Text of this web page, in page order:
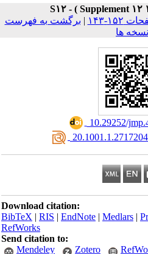
|برگشت به فهرست
ها
10.29252/
Download citation:
BibTeX|RIS|EndNote|Medlars
RefWorks
Send citation to:
Mendeley
Zotero